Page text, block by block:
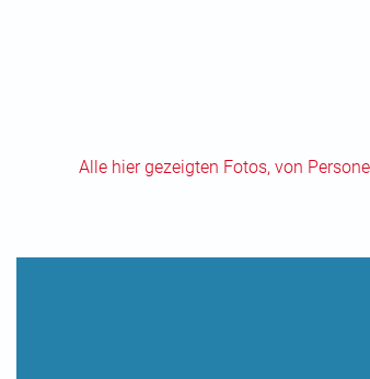
Alle hier gezeigten Fotos, von